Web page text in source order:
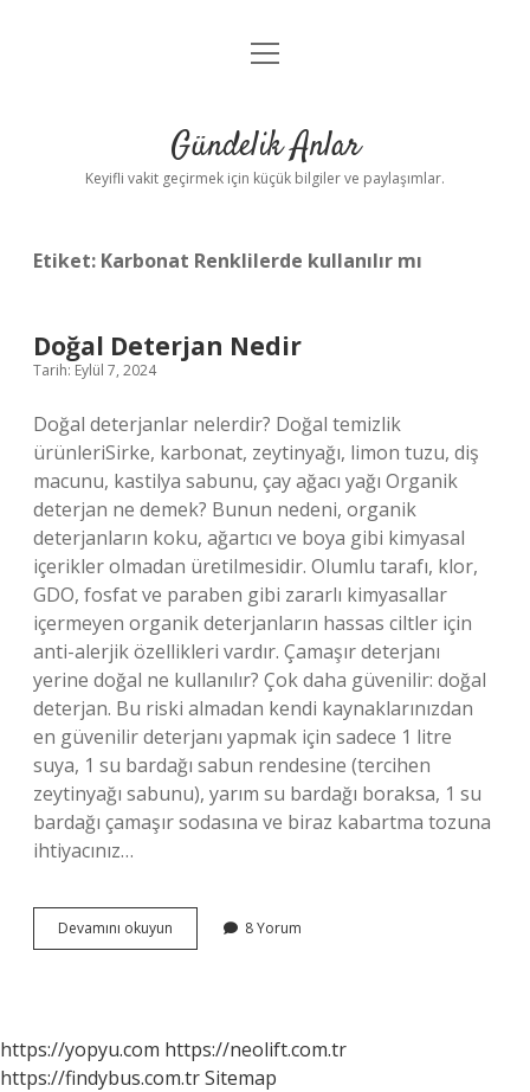
Anasayfa
Yasal Uyarı
menüyü
Gündelik Anlar
Keyifli vakit geçirmek için küçük bilgiler ve paylaşımlar.
Etiket: Karbonat Renklilerde kullanılır mı
Doğal Deterjan Nedir
Tarih: Eylül 7, 2024
Doğal deterjanlar nelerdir? Doğal temizlik
ürünleriSirke, karbonat, zeytinyağı, limon tuzu, diş
macunu, kastilya sabunu, çay ağacı yağı Organik
deterjan ne demek? Bunun nedeni, organik
deterjanların koku, ağartıcı ve boya gibi kimyasal
içerikler olmadan üretilmesidir. Olumlu tarafı, klor,
GDO, fosfat ve paraben gibi zararlı kimyasallar
içermeyen organik deterjanların hassas ciltler için
anti-alerjik özellikleri vardır. Çamaşır deterjanı
yerine doğal ne kullanılır? Çok daha güvenilir: doğal
deterjan. Bu riski almadan kendi kaynaklarınızdan
en güvenilir deterjanı yapmak için sadece 1 litre
suya, 1 su bardağı sabun rendesine (tercihen
zeytinyağı sabunu), yarım su bardağı boraksa, 1 su
bardağı çamaşır sodasına ve biraz kabartma tozuna
ihtiyacınız…
Devamını okuyun
Deterjan
8 Yorum
https://yopyu.com https://neolift.com.tr
https://findybus.com.trSitemap